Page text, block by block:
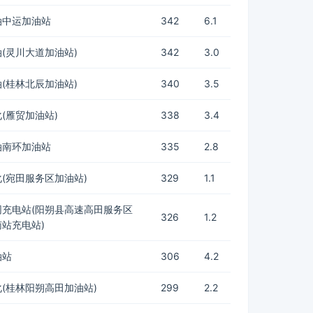
运加油站 342 6.1
灵川大道加油站) 342 3.0
桂林北辰加油站) 340 3.5
雁贸加油站) 338 3.4
环加油站 335 2.8
宛田服务区加油站) 329 1.1
电站(阳朔县高速高田服务区
充电站)
326 1.2
站 306 4.2
桂林阳朔高田加油站) 299 2.2